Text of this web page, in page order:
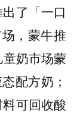
了「一口
，蒙牛推
奶市场蒙
配方奶；
可回收酸